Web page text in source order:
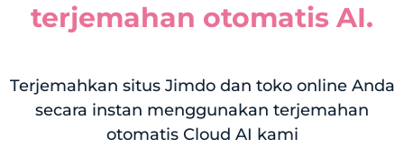
terjemahan otomatis AI.
Terjemahkan situs Jimdo dan toko online Anda
secara instan menggunakan terjemahan
otomatis Cloud AI kami